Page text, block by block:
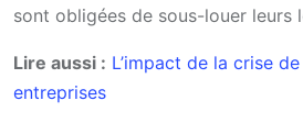
sont obligées de sous-louer leurs
Lire aussi : L’impact de la crise
entreprises